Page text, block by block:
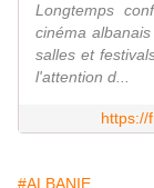
Longtemps
cinéma
salles et
l'attention d...
https://
#ALBANIE